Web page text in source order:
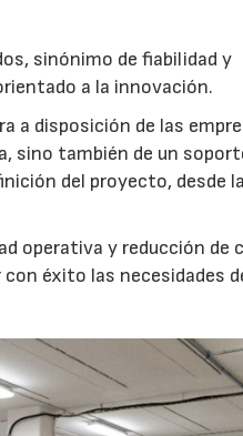
sinónimo de fiabilidad y
a la innovación.
a disposición de las
sino también de un
del proyecto, desde la
operativa y reducción de
éxito las necesidades